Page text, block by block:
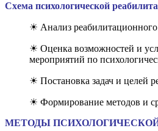
Схема психологической
☀ Анализ
☀ Оценка возможностей и
мероприятий по
☀ Постановка задач и целей
☀ Формирование методов и
МЕТОДЫ